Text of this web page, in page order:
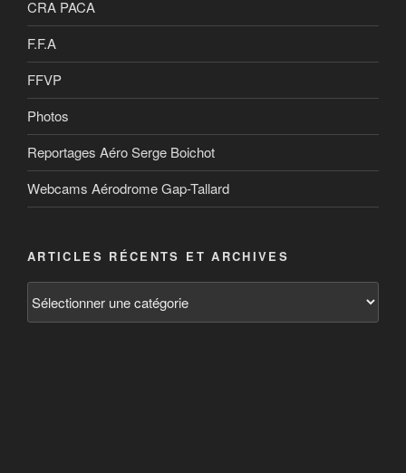
CRA PACA
F.F.A
FFVP
Photos
Reportages Aéro Serge Boichot
Webcams Aérodrome Gap-Tallard
ARTICLES RÉCENTS ET ARCHIVES
récents